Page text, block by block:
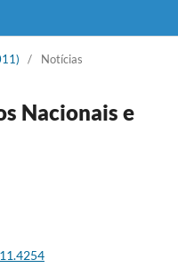
/ Notícias
Nacionais e